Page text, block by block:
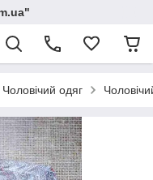
Чоловічий одяг